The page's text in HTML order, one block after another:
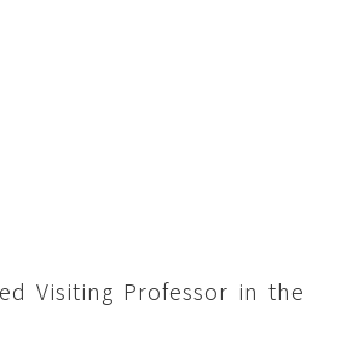
Visiting Professor in the